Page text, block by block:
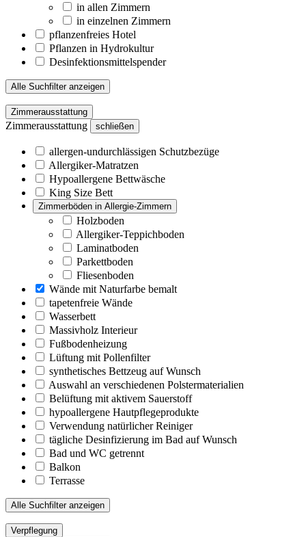
in allen Zimmern
in einzelnen Zimmern
pflanzenfreies Hotel
Pflanzen in Hydrokultur
Desinfektionsmittelspender
Alle Suchfilter anzeigen
Zimmerausstattung
Zimmerausstattung schließen
allergen-undurchlässigen Schutzbezüge
Allergiker-Matratzen
Hypoallergene Bettwäsche
King Size Bett
Zimmerböden in Allergie-Zimmern
Holzboden
Allergiker-Teppichboden
Laminatboden
Parkettboden
Fliesenboden
Wände mit Naturfarbe bemalt
tapetenfreie Wände
Wasserbett
Massivholz Interieur
Fußbodenheizung
Lüftung mit Pollenfilter
synthetisches Bettzeug auf Wunsch
Auswahl an verschiedenen Polstermaterialien
Belüftung mit aktivem Sauerstoff
hypoallergene Hautpflegeprodukte
Verwendung natürlicher Reiniger
tägliche Desinfizierung im Bad auf Wunsch
Bad und WC getrennt
Balkon
Terrasse
Alle Suchfilter anzeigen
Verpflegung